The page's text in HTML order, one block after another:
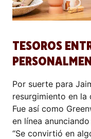
TESOROS
Por suerte para
resurgimiento en la
Fue así como
en línea
“Se convirtió en